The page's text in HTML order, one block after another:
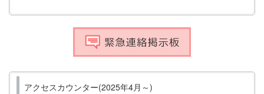
アクセスカウンター(2025年4月～)